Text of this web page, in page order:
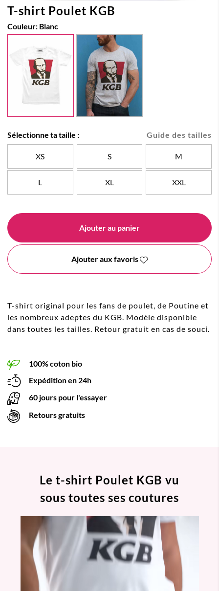
T-shirt Poulet KGB
Couleur: Blanc
Guide des tailles
Sélectionne ta taille :
XS S M
L XL XXL
Ajouter au panier
Ajouter aux favoris
T-shirt original pour les fans de poulet, de Poutine et
les nombreux adeptes du KGB. Modèle disponible
dans toutes les tailles. Retour gratuit en cas de souci.
100% coton bio
Expédition en 24h
60 jours pour l'essayer
Retours gratuits
Le t-shirt Poulet KGB vu
sous toutes ses coutures